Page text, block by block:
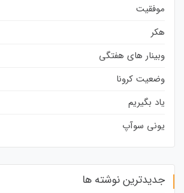
موفقیت
هکر
وبینار های هفتگی
وضعیت کرونا
یاد بگیریم
یونی سوآپ
جدیدترین نوشته ها